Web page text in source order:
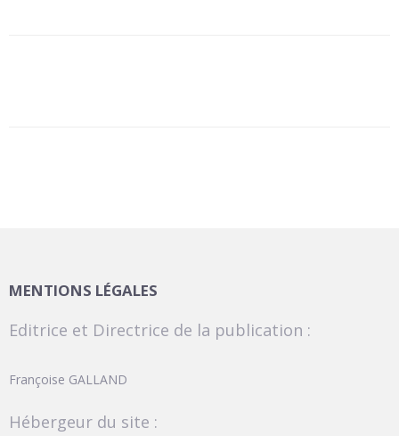
MENTIONS LÉGALES
Editrice et Directrice de la publication :
Françoise GALLAND
Hébergeur du site :